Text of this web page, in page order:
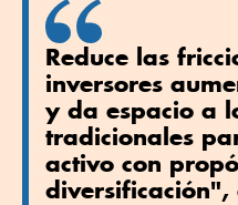
Reduce las
inversores
y da espacio a
tradicionales
activo con
diversificación",